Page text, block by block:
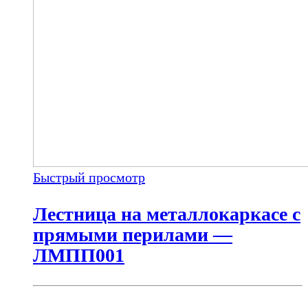
Быстрый просмотр
Лестница на металлокаркасе с
прямыми перилами —
ЛМПП001